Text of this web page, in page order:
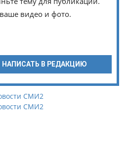
видео и фото.
НАПИСАТЬ В РЕДАКЦИЮ
СМИ2
СМИ2